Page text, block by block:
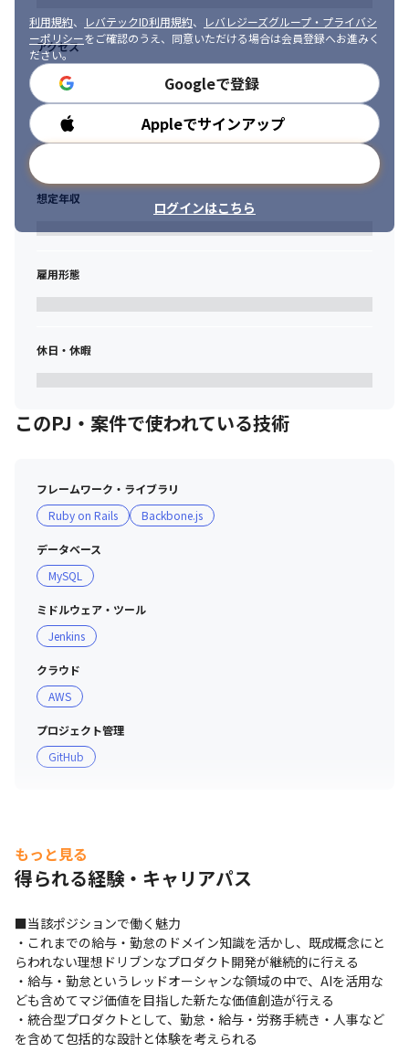
利用規約、 レバテックID利用規約、
レバレジーズグループ・プライバシ
ーポリシーをご確認のうえ、同意いただける場合は会員登録へお進みく
ださい。
Googleで登録
Appleでサインアップ
ログインはこちら
アクセス
勤務時間
想定年収
雇用形態
休日・休暇
このPJ・案件で使われている技術
フレームワーク・ライブラリ
Ruby on Rails
Backbone.js
データベース
MySQL
ミドルウェア・ツール
Jenkins
クラウド
AWS
プロジェクト管理
GitHub
もっと見る
得られる経験・キャリアパス
■当該ポジションで働く魅力
・これまでの給与・勤怠のドメイン知識を活かし、既成概念にと
らわれない理想ドリブンなプロダクト開発が継続的に行える
・給与・勤怠というレッドオーシャンな領域の中で、AIを活用な
ども含めてマジ価値を目指した新たな価値創造が行える
・統合型プロダクトとして、勤怠・給与・労務手続き・人事など
を含めて包括的な設計と体験を考えられる